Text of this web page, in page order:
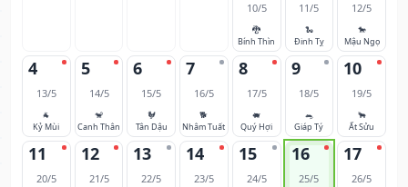
10/5
🐉
Bính Thìn
11/5
🐍
Đinh Tỵ
12/5
🐎
Mậu Ngọ
4
13/5
🐐
Kỷ Mùi
5
14/5
🐒
Canh Thân
6
15/5
🐓
Tân Dậu
7
16/5
🐕
Nhâm Tuất
8
17/5
🐖
Quý Hợi
9
18/5
🐀
Giáp Tý
10
19/5
🐂
Ất Sửu
11
20/5
12
21/5
13
22/5
14
23/5
15
24/5
16
25/5
17
26/5